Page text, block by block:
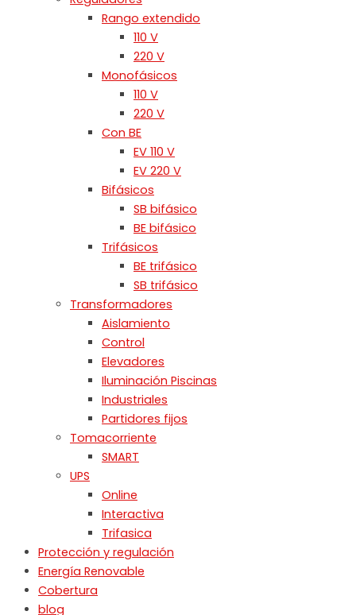
Rango extendido
110 V
220 V
Monofásicos
110 V
220 V
Con BE
EV 110 V
EV 220 V
Bifásicos
SB bifásico
BE bifásico
Trifásicos
BE trifásico
SB trifásico
Transformadores
Aislamiento
Control
Elevadores
Iluminación Piscinas
Industriales
Partidores fijos
Tomacorriente
SMART
UPS
Online
Interactiva
Trifasica
Protección y regulación
Energía Renovable
Cobertura
blog